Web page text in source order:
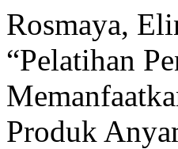
Rosmaya,
“Pelatihan
Produk